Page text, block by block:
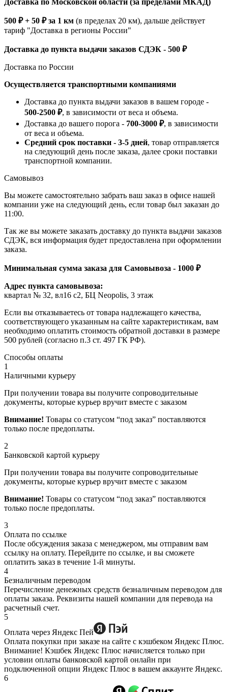
Доставка по Московской области (за пределами МКАД)
500 ₽ + 50 ₽ за 1 км (в пределах 20 км), дальше действует
тариф "Доставка в регионы России"
Доставка до пункта выдачи заказов СДЭК - 500 ₽
Доставка по России
Осуществляется транспортными компаниями
Доставка до пункта выдачи заказов в вашем городе -
500-2500 ₽, в зависимости от веса и объема.
Доставка до вашего порога - 700-3000 ₽, в зависимости
от веса и объема.
Средний срок поставки - 3-5 дней, товар отправляется
на следующий день после заказа, далее сроки поставки
транспортной компании.
Самовывоз
Вы можете самостоятельно забрать ваш заказ в офисе нашей
компании уже на следующий день, если товар был заказан до
11:00.
Так же вы можете заказать доставку до пункта выдачи заказов
СДЭК, вся информация будет предоставлена при оформлении
заказа.
Минимальная сумма заказа для Самовывоза - 1000 ₽
Адрес пункта самовывоза:
квартал № 32, вл16 с2, БЦ Neopolis, 3 этаж
Если вы отказываетесь от товара надлежащего качества,
соответствующего указанным на сайте характеристикам, вам
необходимо оплатить стоимость обратной доставки в размере
500 рублей (согласно п.3 ст. 497 ГК РФ).
Способы оплаты
1
Наличными курьеру
При получении товара вы получите сопроводительные
документы, которые курьер вручит вместе с заказом
Внимание! Товары со статусом “под заказ” поставляются
только после предоплаты.
2
Банковской картой курьеру
При получении товара вы получите сопроводительные
документы, которые курьер вручит вместе с заказом
Внимание! Товары со статусом “под заказ” поставляются
только после предоплаты.
3
Оплата по ссылке
После обсуждения заказа с менеджером, мы отправим вам
ссылку на оплату. Перейдите по ссылке, и вы сможете
оплатить заказ в течение 1-й минуты.
4
Безналичным переводом
Перечисление денежных средств безналичным переводом для
оплаты заказа. Реквизиты нашей компании для перевода на
расчетный счет.
5
Оплата через Яндекс Пей
Оплата покупки при заказе на сайте с кэшбеком Яндекс Плюс.
Внимание! Кэшбек Яндекс Плюс начисляется только при
условии оплаты банковской картой онлайн при
подключенной опции Яндекс Плюс в вашем аккаунте Яндекс.
6